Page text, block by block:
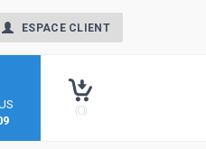
ESPACE CLIENT
(0)